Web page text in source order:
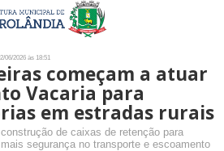
06/2026 às 18:51
começam a atuar
Vacaria para
em estradas rurais
de caixas de retenção para
segurança no transporte e escoamento